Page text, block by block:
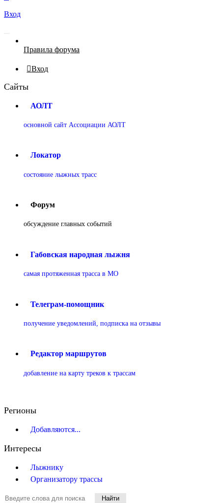
Вход
Правила форума
Вход
Сайты
АОЛТ
основной сайт Ассоциации АОЛТ
Локатор
состояние лыжных трасс
Форум
обсуждение главных событий
Габовская народная лыжня
самая протяженная трасса в МО
Телеграм-помощник
получение уведомлений, подписка на отзывы
Редактор маршрутов
добавление на карту треков к трассам
Регионы
Добавляются...
Интересы
Лыжнику
Организатору трассы
Найти